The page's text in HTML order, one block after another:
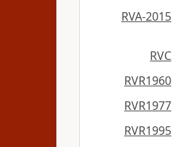
RVA-2015
RVC
RVR1960
RVR1977
RVR1995